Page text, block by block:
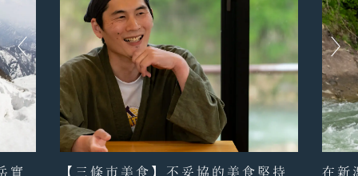
實
【三條市美食】不妥協的美食堅持
在新